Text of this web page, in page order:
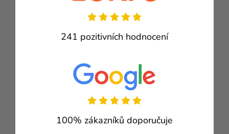
241 pozitivních hodnocení
100% zákazníků doporučuje